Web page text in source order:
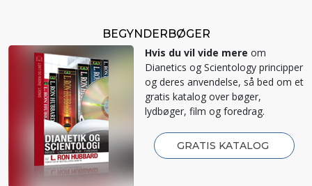
BEGYNDERBØGER
Hvis du vil vide mere om
Dianetics og Scientology principper
og deres anvendelse, så bed om et
gratis katalog over bøger,
lydbøger, film og foredrag.
GRATIS KATALOG